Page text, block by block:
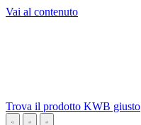
Vai al contenuto
Trova il prodotto KWB giusto